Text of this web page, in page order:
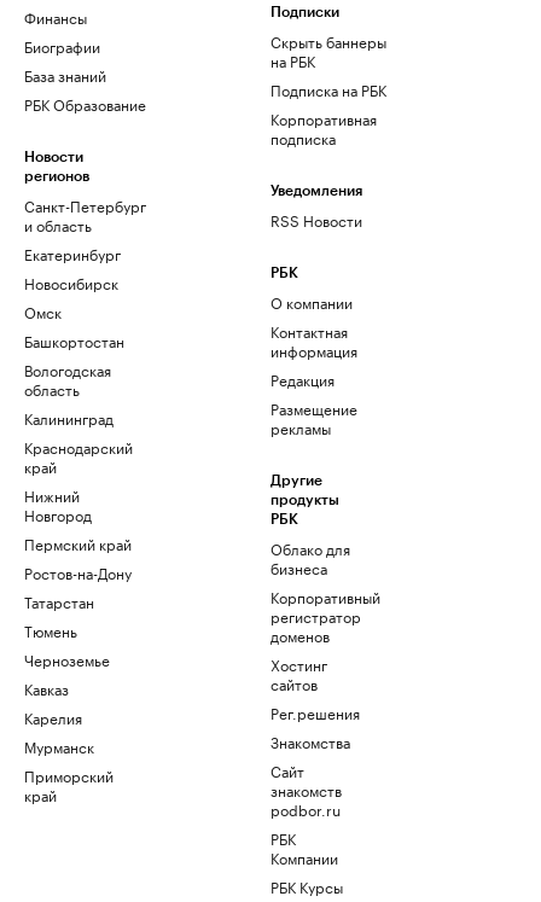
Финансы
Биографии
База знаний
РБК Образование
Новости
регионов
Санкт-Петербург
и область
Екатеринбург
Новосибирск
Омск
Башкортостан
Вологодская
область
Калининград
Краснодарский
край
Нижний
Новгород
Пермский край
Ростов-на-Дону
Татарстан
Тюмень
Черноземье
Кавказ
Карелия
Мурманск
Приморский
край
Подписки
Скрыть баннеры
на РБК
Подписка на РБК
Корпоративная
подписка
Уведомления
RSS Новости
РБК
О компании
Контактная
информация
Редакция
Размещение
рекламы
Другие
продукты
РБК
Облако для
бизнеса
Корпоративный
регистратор
доменов
Хостинг
сайтов
Рег.решения
Знакомства
Сайт
знакомств
podbor.ru
РБК
Компании
РБК Курсы